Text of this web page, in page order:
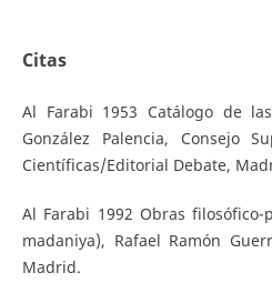
Citas
Al Farabi 1953 Catálogo de
González Palencia, Consejo
Científicas/Editorial Debate,
Al Farabi 1992 Obras
madaniya), Rafael Ramón
Madrid.